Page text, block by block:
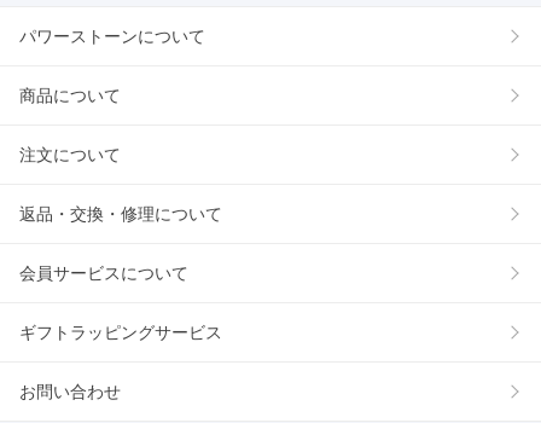
パワーストーンについて
商品について
注文について
返品・交換・修理について
会員サービスについて
ギフトラッピングサービス
お問い合わせ